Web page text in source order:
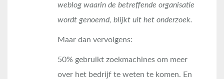
weblog waarin de betreffende organisatie
wordt genoemd, blijkt uit het onderzoek.
Maar dan vervolgens:
50% gebruikt zoekmachines om meer
over het bedrijf te weten te komen. En